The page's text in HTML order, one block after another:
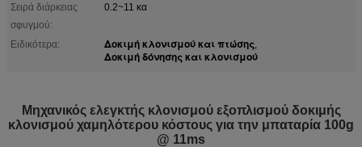
Σειρά διάρκειας
σφυγμού:
0.2~11 κα
Ειδικότερα: Δοκιμή κλονισμού και πτώσης,
Δοκιμή δόνησης και κλονισμού
Μηχανικός ελεγκτής κλονισμού εξοπλισμού δοκιμής
κλονισμού χαμηλότερου κόστους για την μπαταρία 100g
@ 11ms